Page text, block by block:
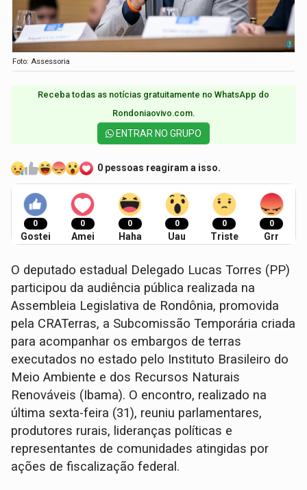
Foto: Assessoria
Receba todas as notícias gratuitamente no WhatsApp do
Rondoniaovivo.com.​
ENTRAR NO GRUPO
0 pessoas reagiram a isso.
0
Gostei
0
Amei
0
Haha
0
Uau
0
Triste
0
Grr
O deputado estadual Delegado Lucas Torres (PP)
participou da audiência pública realizada na
Assembleia Legislativa de Rondônia, promovida
pela CRATerras, a Subcomissão Temporária criada
para acompanhar os embargos de terras
executados no estado pelo Instituto Brasileiro do
Meio Ambiente e dos Recursos Naturais
Renováveis (Ibama). O encontro, realizado na
última sexta-feira (31), reuniu parlamentares,
produtores rurais, lideranças políticas e
representantes de comunidades atingidas por
ações de fiscalização federal.